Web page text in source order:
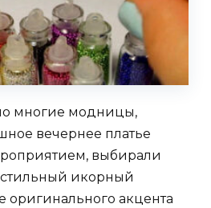
многие модницы,
вечернее платье
выбирали
стильный икорный
оригинального акцента